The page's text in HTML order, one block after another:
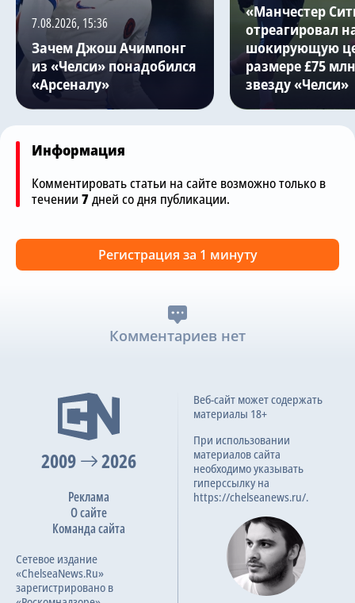
7.08.2026, 15:36
Зачем Джош Ачимпонг
из «Челси» понадобился
«Арсеналу»
«Манчестер
отреагировал
шокирующую
размере £75
звезду «Челси»
Информация
Комментировать статьи на сайте возможно только в
течении 7дней со дня публикации.
Регистрация за 1 минуту
Комментариев нет
2009 2026
Реклама
О сайте
Команда сайта
Сетевое издание
«ChelseaNews.Ru»
зарегистрировано в
Веб-сайт может содержать
материалы 18+
При использовании
материалов сайта
необходимо указывать
гиперссылку на
https://chelseanews.ru/.